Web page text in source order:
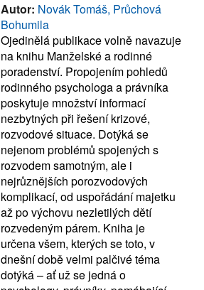
Autor: Novák Tomáš, Průchová
Bohumila
Ojedinělá publikace volně navazuje
na knihu Manželské a rodinné
poradenství. Propojením pohledů
rodinného psychologa a právníka
poskytuje množství informací
nezbytných při řešení krizové,
rozvodové situace. Dotýká se
nejenom problémů spojených s
rozvodem samotným, ale i
nejrůznějších porozvodových
komplikací, od uspořádání majetku
až po výchovu nezletilých dětí
rozvedeným párem. Kniha je
určena všem, kterých se toto, v
dnešní době velmi palčivé téma
dotýká – ať už se jedná o